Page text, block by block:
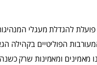
להגדלת מעגלי
הפוליטיים בקהילה
מאמינים ומאמינות שרק